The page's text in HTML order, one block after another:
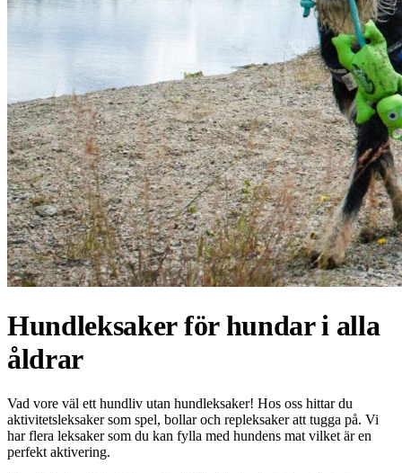
Hundleksaker för hundar i alla
åldrar
Vad vore väl ett hundliv utan hundleksaker! Hos oss hittar du
aktivitetsleksaker som spel, bollar och repleksaker att tugga på. Vi
har flera leksaker som du kan fylla med hundens mat vilket är en
perfekt aktivering.